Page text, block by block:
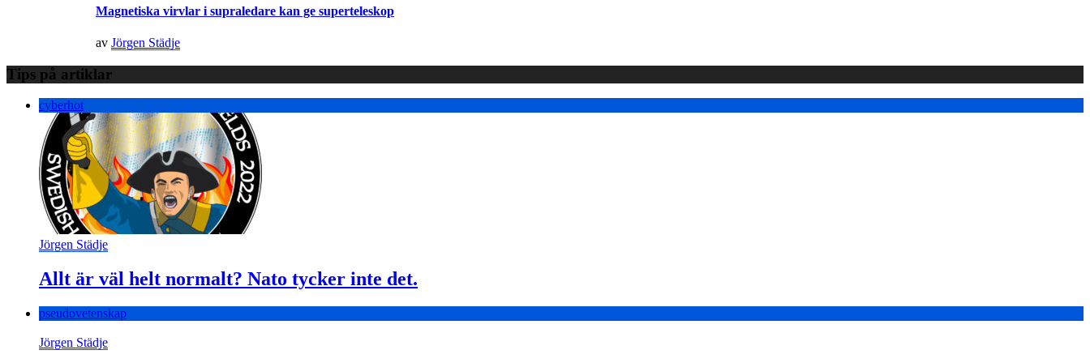
Magnetiska virvlar i supraledare kan ge superteleskop
av Jörgen Städje
Tips på artiklar
cyberhot
Jörgen Städje
Allt är väl helt normalt? Nato tycker inte det.
pseudovetenskap
Jörgen Städje